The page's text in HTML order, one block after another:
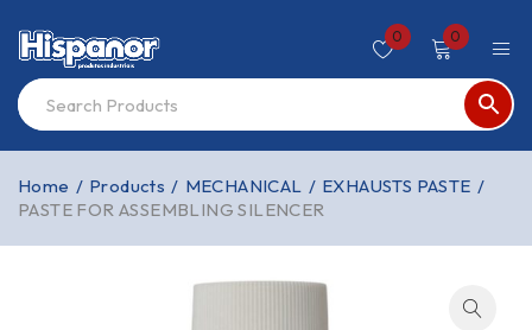
0 0
Home / Products / MECHANICAL / EXHAUSTS PASTE /
PASTE FOR ASSEMBLING SILENCER